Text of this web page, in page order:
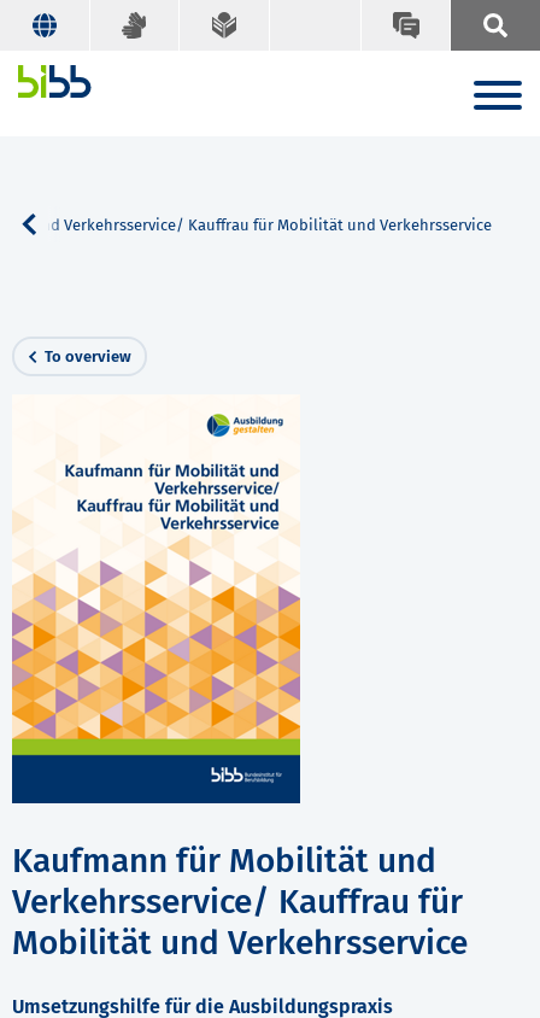
und Verkehrsservice/ Kauffrau für Mobilität und Verkehrsservice
To overview
Kaufmann für Mobilität und
Verkehrsservice/ Kauffrau für
Mobilität und Verkehrsservice
Umsetzungshilfe für die Ausbildungspraxis